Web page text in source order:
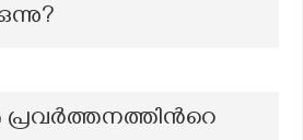
പ്രവര്‍ത്തനത്തിന്‍റെ